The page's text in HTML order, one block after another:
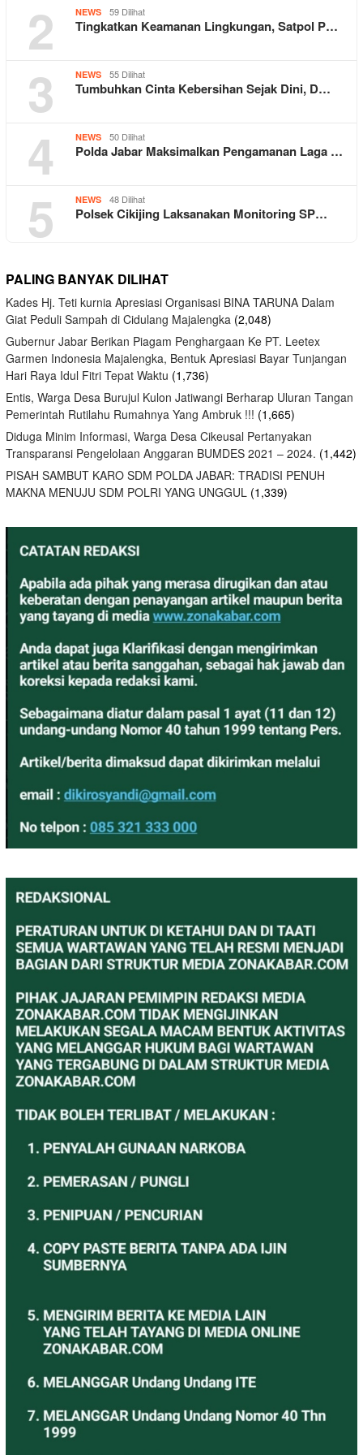
2
NEWS 59 Dilihat
Tingkatkan Keamanan Lingkungan, Satpol P…
3 NEWS 55 Dilihat
Tumbuhkan Cinta Kebersihan Sejak Dini, D…
4 NEWS 50 Dilihat
Polda Jabar Maksimalkan Pengamanan Laga …
5 NEWS 48 Dilihat
Polsek Cikijing Laksanakan Monitoring SP…
PALING BANYAK DILIHAT
Kades Hj. Teti kurnia Apresiasi Organisasi BINA TARUNA Dalam
Giat Peduli Sampah di Cidulang Majalengka (2,048)
Gubernur Jabar Berikan Piagam Penghargaan Ke PT. Leetex
Garmen Indonesia Majalengka, Bentuk Apresiasi Bayar Tunjangan
Hari Raya Idul Fitri Tepat Waktu (1,736)
Entis, Warga Desa Burujul Kulon Jatiwangi Berharap Uluran Tangan
Pemerintah Rutilahu Rumahnya Yang Ambruk !!! (1,665)
Diduga Minim Informasi, Warga Desa Cikeusal Pertanyakan
Transparansi Pengelolaan Anggaran BUMDES 2021 – 2024. (1,442)
PISAH SAMBUT KARO SDM POLDA JABAR: TRADISI PENUH
MAKNA MENUJU SDM POLRI YANG UNGGUL (1,339)